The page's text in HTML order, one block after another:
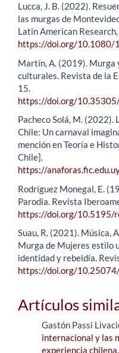
Lucca, J. B. (2022).
las murgas de
Latin American
https://doi.org/10.1080/
Martín, A. (2019). Murga
culturales. Revista de la
15.
https://doi.org/
Pacheco Solá, M.
Chile: Un carnaval
mención en Teoría e
Chile].
https://
Rodríguez Monegal, E.
Parodia. Revista
https://doi.org/10.5195/
Suau, R. (2021). Música,
Murga de Mujeres estilo
identidad y rebeldía.
https://doi.org/
Artículos
Gastón Passi
internacional y las
experiencia chilena.